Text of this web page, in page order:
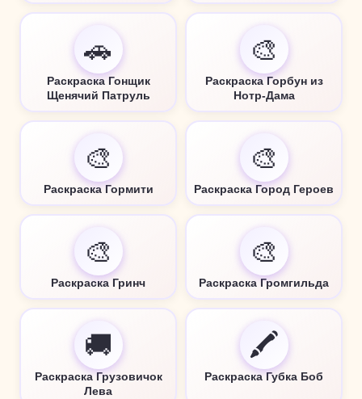
🚗
Раскраска Гонщик
Щенячий Патруль
🎨
Раскраска Горбун из
Нотр-Дама
🎨
Раскраска Гормити
🎨
Раскраска Город Героев
🎨
Раскраска Гринч
🎨
Раскраска Громгильда
🚚
Раскраска Грузовичок
Лева
🖍️
Раскраска Губка Боб